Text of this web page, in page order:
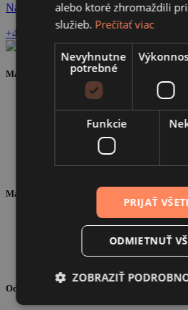
Navštíviť stránku
+420 602 415 112
Mapa stránky
Portfólio
Kontakt
Materiály
Dokumenty na stiahnutie
Často kladené otázky
Odkazy
alebo ktoré zhromaždili
služieb. Prečítať viac
Nevyhnutne
potrebné
Funkcie
PRIJAŤ
ODMIETNUŤ
ZOBRAZIŤ